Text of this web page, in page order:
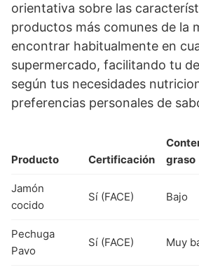
orientativa sobre las
productos más comunes de la
encontrar habitualmente en
supermercado, facilitando tu
según tus necesidades
preferencias personales de
Producto Certificación
graso
Jamón
cocido
Sí (FACE) Bajo
Pechuga
Pavo
Sí (FACE) Muy